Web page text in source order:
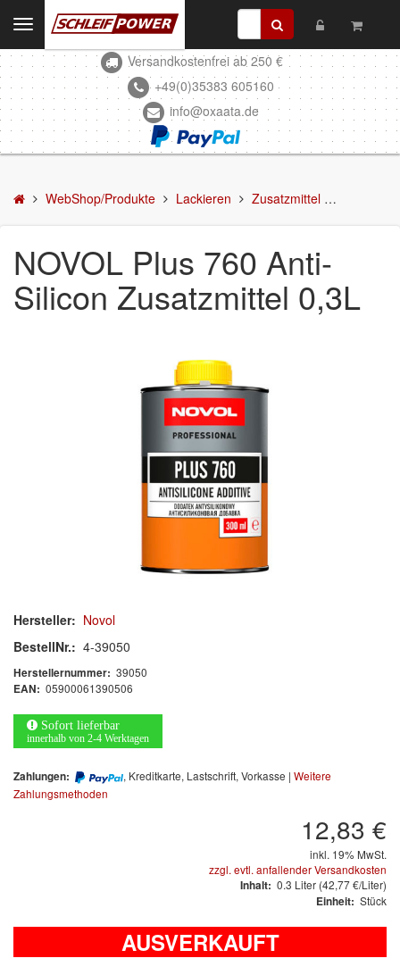
Kontakt
WebShop/Produkte
Schleifmittel
Kleben & Beschichten
Spachteln
Lackieren
Zubehör/Hilfsmittel
Spray
Polieren
Malerbedarf & Zubehör
Werkzeug & Maschinen
Reinigen
Arbeitsschutz
Restposten
Informationsmaterial
Toggle
navigation Versandkostenfrei ab 250 €
+49(0)35383 605160
info@oxaata.de
WebShop/Produkte Lackieren Zusatzmittel
NOVOL Plus 760 Anti-
Silicon Zusatzmittel 0,3L
Hersteller: Novol
BestellNr.: 4-39050
Herstellernummer: 39050
EAN: 05900061390506
Sofort lieferbar
innerhalb von 2-4 Werktagen
Zahlungen: , Kreditkarte, Lastschrift, Vorkasse | Weitere
Zahlungsmethoden
12,83 €
inkl. 19% MwSt.
zzgl. evtl. anfallender Versandkosten
Inhalt: 0.3 Liter (42,77 €/Liter)
Einheit: Stück
AUSVERKAUFT